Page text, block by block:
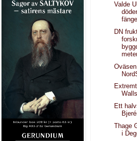
Valde
DN
Ett
Thage
i